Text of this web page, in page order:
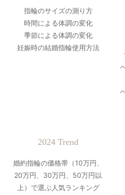
指輪のサイズの測り方
時間による体調の変化
季節による体調の変化
妊娠時の結婚指輪使用方法
2024 Trend
婚約指輪の価格帯（10万円、
20万円、30万円、50万円以
上）で選ぶ人気ランキング